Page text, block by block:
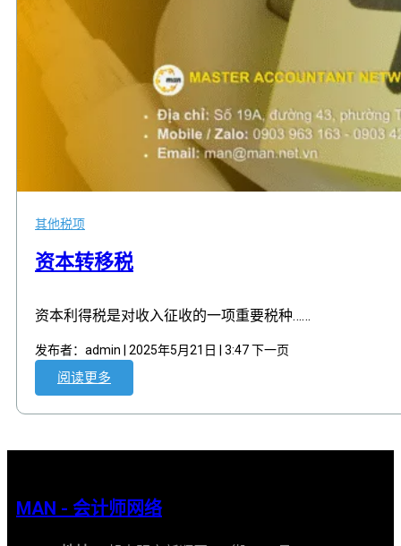
其他税项
资本转移税
资本利得税是对收入征收的一项重要税种……
发布者：admin | 2025年5月21日 | 3:47 下一页
阅读更多
MAN - 会计师网络